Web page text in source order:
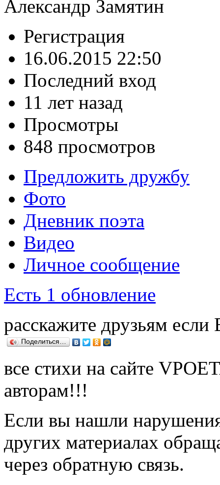
Александр Замятин
Регистрация
16.06.2015 22:50
Последний вход
11 лет назад
Просмотры
848 просмотров
Предложить дружбу
Фото
Дневник поэта
Видео
Личное сообщение
Есть 1 обновление
расскажите друзьям
Поделиться…
все стихи на сайте
авторам!!!
Если вы нашли
других материалах
через обратную связь.